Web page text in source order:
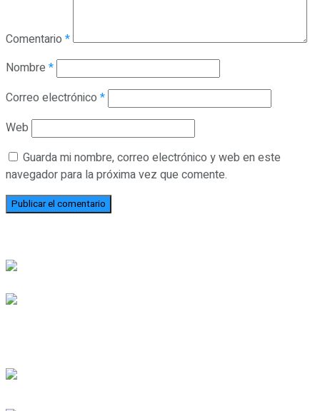
Comentario *
Nombre *
Correo electrónico *
Web
Guarda mi nombre, correo electrónico y web en este
navegador para la próxima vez que comente.